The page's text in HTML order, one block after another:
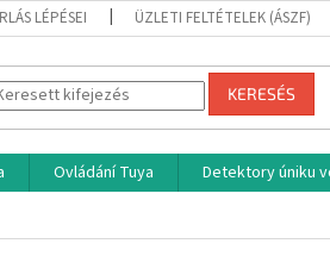
LÉPÉSEI ÜZLETI FELTÉTELEK (ÁSZF)
KERESÉS
Ovládání Tuya Detektory úniku